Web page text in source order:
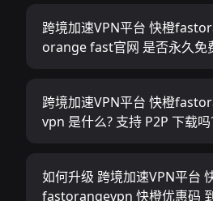
跨境加速VPN平台 快橙
orange fast官网 是否永久免
跨境加速VPN平台 快橙
vpn 是什么? 支持 P2P 下载吗
如何升级 跨境加速VPN平台
fastorangevpn 快橙优惠码